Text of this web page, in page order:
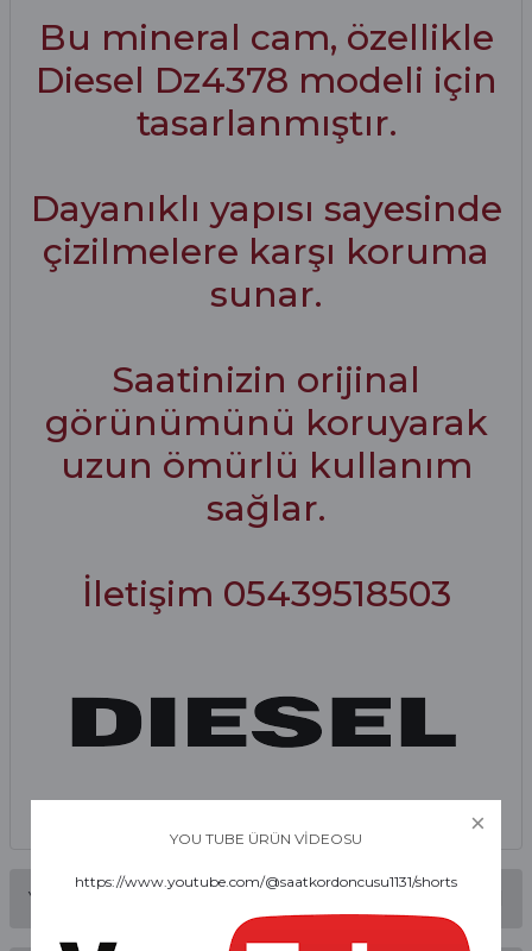
Bu mineral cam, özellikle
Diesel Dz4378 modeli için
tasarlanmıştır.
Dayanıklı yapısı sayesinde
çizilmelere karşı koruma
sunar.
Saatinizin orijinal
görünümünü koruyarak
uzun ömürlü kullanım
sağlar.
İletişim 05439518503
Yorumlar
YOU TUBE ÜRÜN VİDEOSU
https://www.youtube.com/@saatkordoncusu1131/shorts